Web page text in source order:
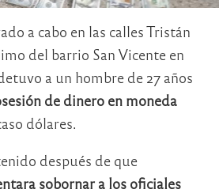
a cabo en las calles Tristán
del barrio San Vicente en
a un hombre de 27 años
de dinero en moneda
dólares.
después de que
sobornar a los oficiales